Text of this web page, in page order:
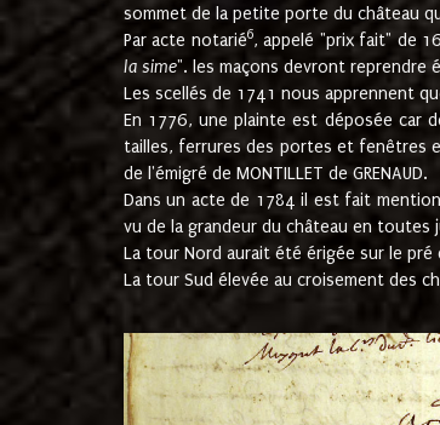
sommet de la petite porte du château
Par acte notarié6, appelé "prix fait" de
la sime". les maçons devront reprendre
Les scellés de 1741 nous apprennent
En 1776, une plainte est déposée car
tailles, ferrures des portes et fenêtres
de l'émigré de MONTILLET de GRENAUD.
Dans un acte de 1784 il est fait
vu de la grandeur du château en toutes
La tour Nord aurait été érigée sur le pré
La tour Sud élevée au croisement des